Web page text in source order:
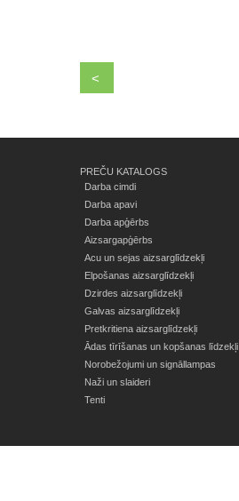
<
PREČU KATALOGS
Darba cimdi
Darba apavi
Darba apģērbs
Aizsargapģērbs
Acu un sejas aizsarglīdzekļi
Elpošanas aizsarglīdzekļi
Dzirdes aizsarglīdzekļi
Galvas aizsarglīdzekļi
Pretkritiena aizsarglīdzekļi
Ādas tīrīšanas un kopšanas līdzekļi
Norobežojumi un signāllampas
Naži un slaideri
Tenti